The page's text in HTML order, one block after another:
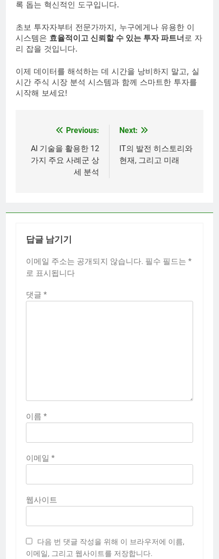
록 돕는 혁신적인 도구입니다.
초보 투자자부터 전문가까지, 누구에게나 유용한 이
시스템은 효율적이고 신뢰할 수 있는 투자 파트너로 자
리 잡을 것입니다.
이제 데이터를 해석하는 데 시간을 낭비하지 말고, 실
시간 주식 시장 분석 시스템과 함께 스마트한 투자를
시작해 보세요!
탐
색
Previous:
AI 기술을 활용한 12
가지 주요 사례군 상
세 분석
Next:
IT의 발전 히스토리와
현재, 그리고 미래
답글 남기기
이메일 주소는 공개되지 않습니다. 필수 필드는 *
로 표시됩니다
댓글 *
이름 *
이메일 *
웹사이트
다음 번 댓글 작성을 위해 이 브라우저에 이름,
이메일, 그리고 웹사이트를 저장합니다.